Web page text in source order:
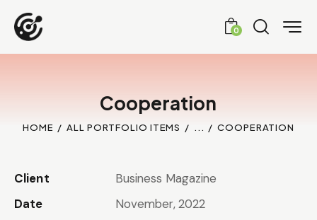
0
Cooperation
HOME ALL PORTFOLIO ITEMS ... COOPERATION
Client
Business Magazine
Date
November, 2022